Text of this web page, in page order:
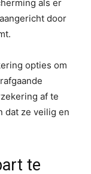
als er
door
opties om
af te
dat ze veilig en
te